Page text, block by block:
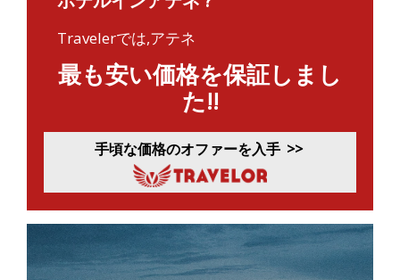
Travelerでは,アテネ
最も安い価格を保証しまし
た!!
手頃な価格のオファーを入手 >>